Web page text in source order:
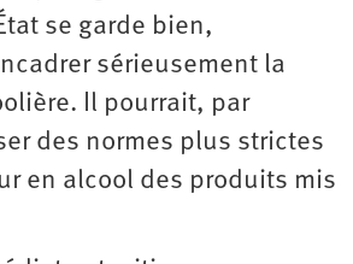
se garde bien,
sérieusement la
Il pourrait, par
des normes plus strictes
en alcool des produits mis